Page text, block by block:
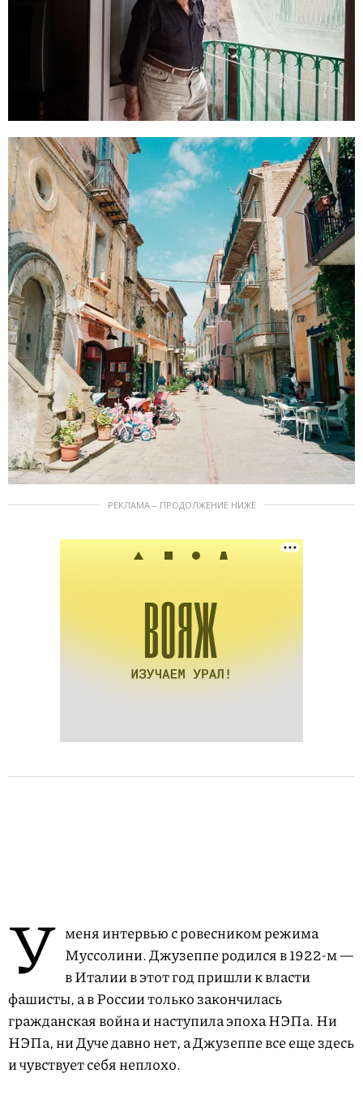
РЕКЛАМА – ПРОДОЛЖЕНИЕ НИЖЕ
У меня интервью с ровесником режима
Муссолини. Джузеппе родился в 1922-м —
в Италии в этот год пришли к власти
фашисты, а в России только закончилась
гражданская война и наступила эпоха НЭПа. Ни
НЭПа, ни Дуче давно нет, а Джузеппе все еще здесь
и чувствует себя неплохо.